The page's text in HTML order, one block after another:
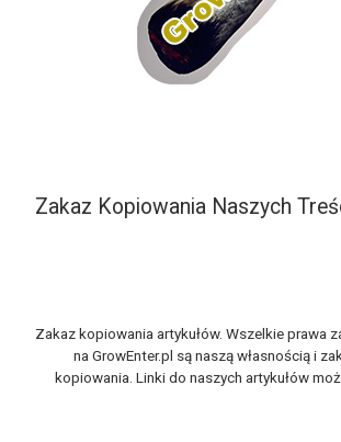
Zakaz Kopiowania Naszych
Zakaz kopiowania artykułów. Wszelkie prawa
na GrowEnter.pl są naszą własnością i
kopiowania. Linki do naszych artykułów